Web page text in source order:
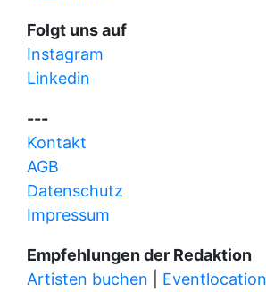
Folgt uns auf
Instagram
Linkedin
---
Kontakt
AGB
Datenschutz
Impressum
Empfehlungen der Redaktion
Artisten buchen